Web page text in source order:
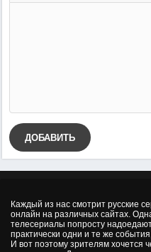
ДОБАВИТЬ
Каждый из нас смотрит русские
онлайн на различных сайтах.
телесериалы попросту
практически одни и те же
И вот поэтому зрителям хочется